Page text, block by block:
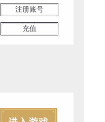
注册账号
充值